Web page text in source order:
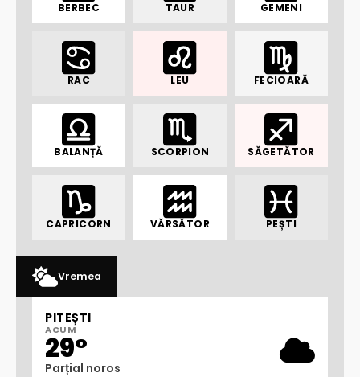
BERBEC TAUR GEMENI
RAC LEU FECIOARĂ
BALANȚĂ SCORPION SĂGETĂTOR
CAPRICORN VĂRSĂTOR PEȘTI
Vremea
PITEȘTI
ACUM
29°
Parțial noros